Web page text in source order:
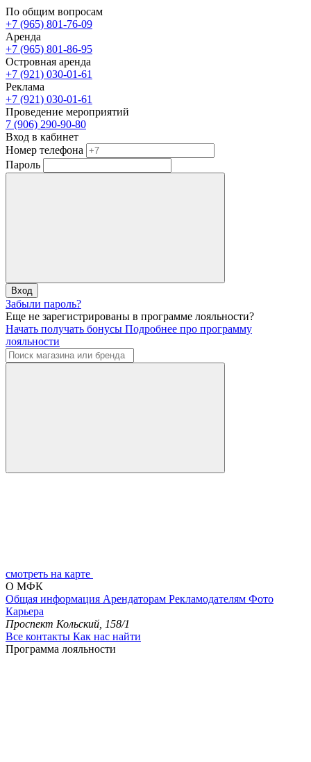
По общим вопросам
+7 (965) 801-76-09
Аренда
+7 (965) 801-86-95
Островная аренда
+7 (921) 030-01-61
Реклама
+7 (921) 030-01-61
Проведение мероприятий
7 (906) 290-90-80
Вход в кабинет
Номер телефона
Пароль
Вход
Забыли пароль?
Еще не зарегистрированы в программе лояльности?
Начать получать бонусы Подробнее про программу
лояльности
смотреть на карте
О МФК
Общая информация Арендаторам Рекламодателям Фото
Карьера
Проспект Кольский, 158/1
Все контакты Как нас найти
Программа лояльности